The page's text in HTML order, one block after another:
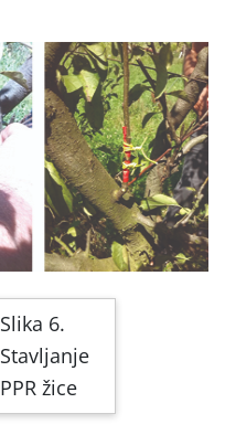
Slika 6.
Stavljanje
PPR žice